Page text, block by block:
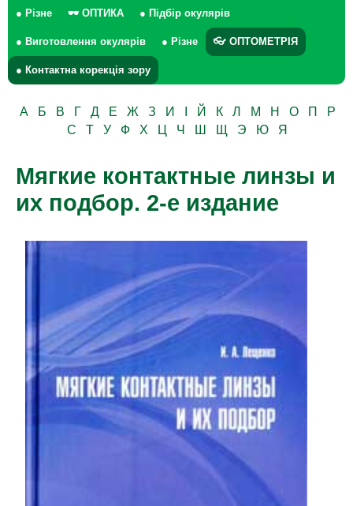
● Різне 🕶 ОПТИКА ● Підбір окулярів
● Виготовлення окулярів ● Різне 👓 ОПТОМЕТРІЯ
● Контактна корекція зору
А Б В Г Д Е Ж З И Й К Л М Н О П
Р
С
Т У Ф Х Ц Ч Ш Щ Э Ю Я
Мягкие контактные линзы и
их подбор. 2-е издание